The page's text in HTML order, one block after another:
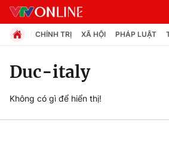
Chuyên mục
Chính trị
CHÍNH TRỊ XÃ HỘI PHÁP LUẬT
Duc-italy
Không có gì để hiển thị!